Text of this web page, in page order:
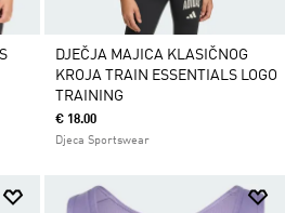
DJEČJA MAJICA KLASIČNOG
KROJA TRAIN ESSENTIALS LOGO
TRAINING
€ 18.00
Djeca Sportswear